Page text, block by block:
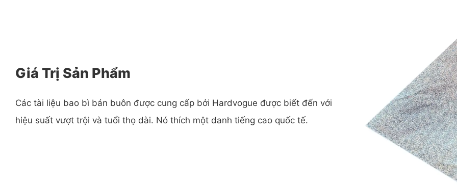
Giá Trị Sản Phẩm
Các tài liệu bao bì bán buôn được cung cấp bởi Hardvogue được biết đến với
hiệu suất vượt trội và tuổi thọ dài. Nó thích một danh tiếng cao quốc tế.